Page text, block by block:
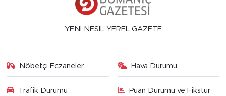
YENİ NESİL YEREL GAZETE
Nöbetçi Eczaneler Hava Durumu
Trafik Durumu Puan Durumu ve Fikstür